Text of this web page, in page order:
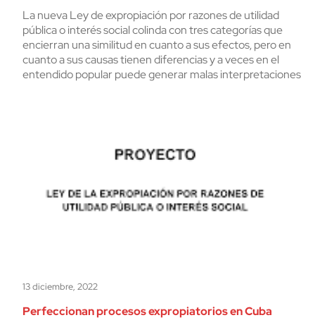
La nueva Ley de expropiación por razones de utilidad
pública o interés social colinda con tres categorías que
encierran una similitud en cuanto a sus efectos, pero en
cuanto a sus causas tienen diferencias y a veces en el
entendido popular puede generar malas interpretaciones
13 diciembre, 2022
Perfeccionan procesos expropiatorios en Cuba